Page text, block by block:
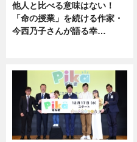
他人と比べる意味はない！
「命の授業」を続ける作家・
今西乃子さんが語る幸…